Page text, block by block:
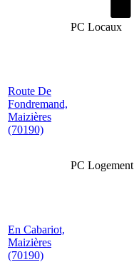
PC Locaux
Route De
Fondremand,
Maizières
(70190)
PC Logement
En Cabariot,
Maizières
(70190)